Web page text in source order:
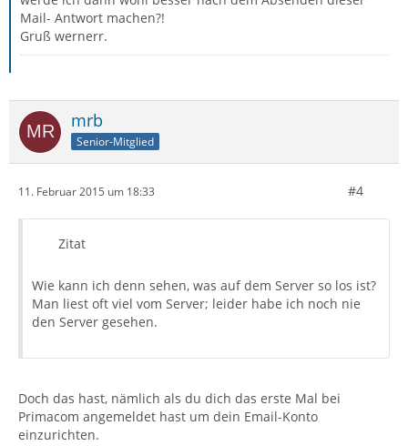
Mail- Antwort machen?!
Gruß wernerr.
mrb
Senior-Mitglied
11. Februar 2015 um 18:33 #4
Zitat
Wie kann ich denn sehen, was auf dem Server so los ist?
Man liest oft viel vom Server; leider habe ich noch nie
den Server gesehen.
Doch das hast, nämlich als du dich das erste Mal bei
Primacom angemeldet hast um dein Email-Konto
einzurichten.